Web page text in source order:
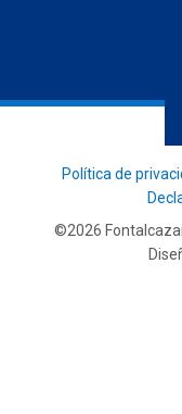
Política de
©2026